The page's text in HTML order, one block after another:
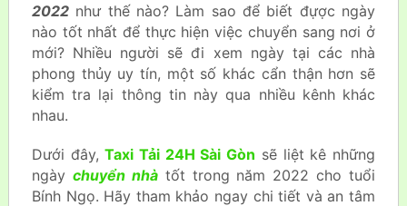
2022như thế nào? Làm sao để biết đựợc ngày
nào tốt nhất để thực hiện việc chuyển sang nơi ở
mới? Nhiều người sẽ đi xem ngày tại các nhà
phong thủy uy tín, một số khác cẩn thận hơn sẽ
kiểm tra lại thông tin này qua nhiều kênh khác
nhau.
Dưới đây,Taxi Tải 24H Sài Gòn sẽ liệt kê những
ngày chuyển nhàtốt trong năm 2022 cho tuổi
Bính Ngọ. Hãy tham khảo ngay chi tiết và an tâm